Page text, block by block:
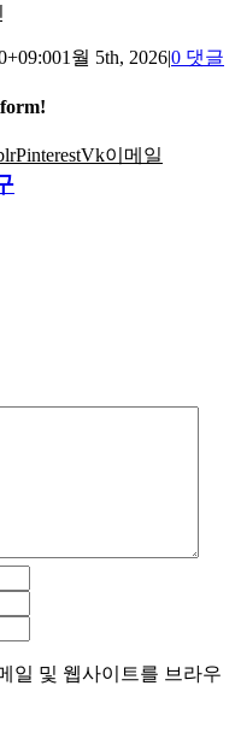
1월 5th, 2026|0 댓글
PinterestVk이메일
일 및 웹사이트를 브라우